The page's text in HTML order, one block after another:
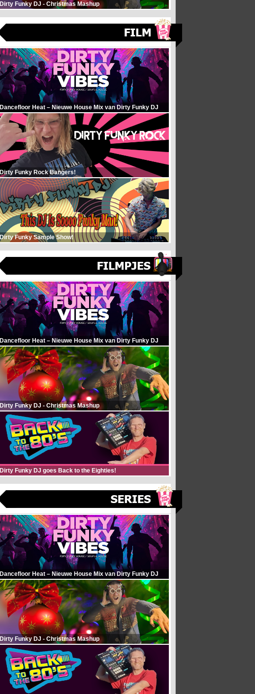
Dirty Funky DJ - Christmas Mashup
Dancefloor Heat – Nieuwe House Mix van Dirty Funky DJ
Dirty Funky Rock Bangers!
Dirty Funky Sample Show!
Dancefloor Heat – Nieuwe House Mix van Dirty Funky DJ
Dirty Funky DJ - Christmas Mashup
Dirty Funky DJ goes Back to the Eighties!
Dancefloor Heat – Nieuwe House Mix van Dirty Funky DJ
Dirty Funky DJ - Christmas Mashup